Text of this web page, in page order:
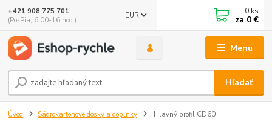
Menu
EUR
Hľadať
+421 908 775 701
(Po-Pia, 6:00-16 hod.)
0 ks
za 0 €
Úvod Sádrokartónové dosky a doplnky Hlavný profil CD60